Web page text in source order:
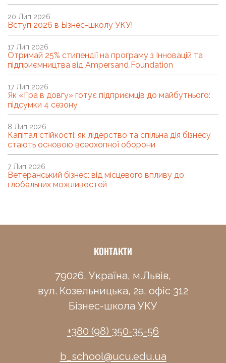
Вступ 2026 в Бізнес-школу УКУ!
20 Лип 2026
Отримай 25% стипендії на програму з Інновацій та
підприємництва від Ampersand Foundation
17 Лип 2026
Як «Гра в довгу» готує підприємців до майбутнього:
підсумки 4 сезону
17 Лип 2026
Капітал стійкості: як лідерство та спільна дія бізнесу
стають основою всеохопної оборони
8 Лип 2026
Ветеранський бізнес: від місцевого впливу до
глобальних можливостей
7 Лип 2026
КОНТАКТИ
79026, Україна, м.Львів,
вул. Козельницька, 2а, офіс 312
Бізнес-школа УКУ
+380 (98) 350-35-56
b_school@ucu.edu.ua